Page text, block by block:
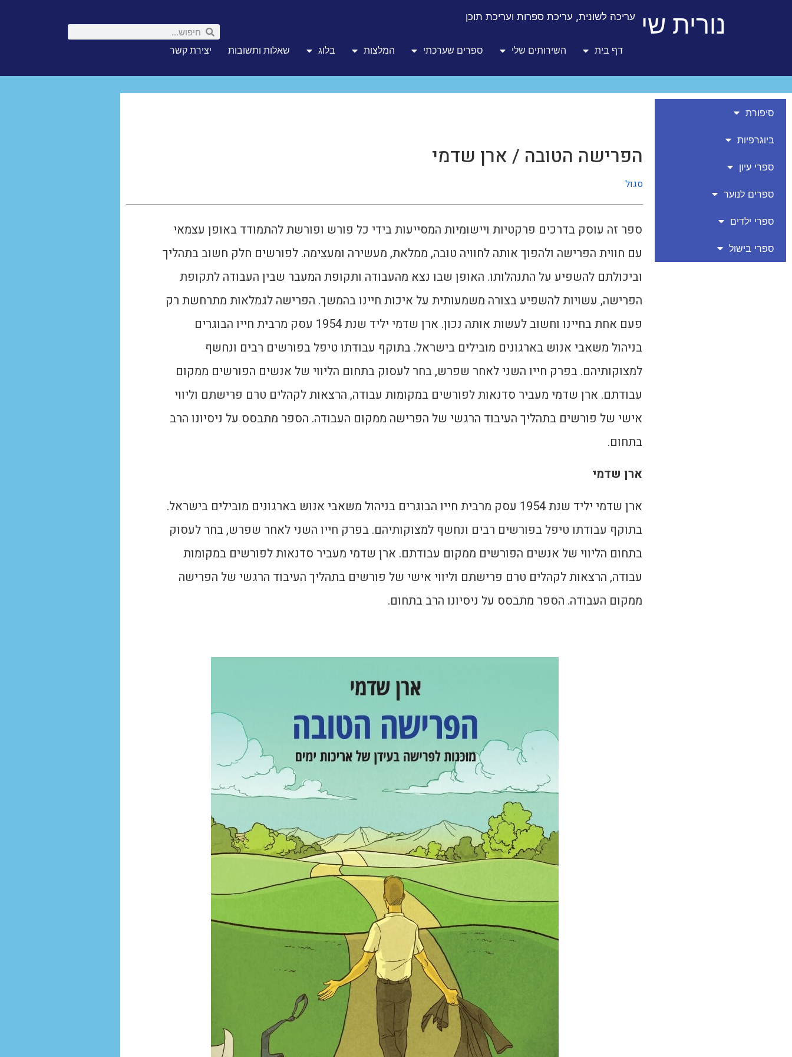
נורית שי עריכה לשונית, עריכת ספרות ועריכת תוכן
דף בית השירותים שלי ספרים שערכתי המלצות בלוג שאלות ותשובות יצירת קשר
סיפורת
ביוגרפיות
ספרי עיון
ספרים לנוער
ספרי ילדים
ספרי בישול
הפרישה הטובה / ארן שדמי
סגול
ספר זה עוסק בדרכים פרקטיות ויישומיות המסייעות בידי כל פורש ופורשת להתמודד באופן עצמאי
עם חווית הפרישה ולהפוך אותה לחוויה טובה, ממלאת, מעשירה ומעצימה. לפורשים חלק חשוב בתהליך
וביכולתם להשפיע על התנהלותו. האופן שבו נצא מהעבודה ותקופת המעבר שבין העבודה לתקופת
הפרישה, עשויות להשפיע בצורה משמעותית על איכות חיינו בהמשך. הפרישה לגמלאות מתרחשת רק
פעם אחת בחיינו וחשוב לעשות אותה נכון. ארן שדמי יליד שנת 1954 עסק מרבית חייו הבוגרים
בניהול משאבי אנוש בארגונים מובילים בישראל. בתוקף עבודתו טיפל בפורשים רבים ונחשף
למצוקותיהם. בפרק חייו השני לאחר שפרש, בחר לעסוק בתחום הליווי של אנשים הפורשים ממקום
עבודתם. ארן שדמי מעביר סדנאות לפורשים במקומות עבודה, הרצאות לקהלים טרם פרישתם וליווי
אישי של פורשים בתהליך העיבוד הרגשי של הפרישה ממקום העבודה. הספר מתבסס על ניסיונו הרב
בתחום.
ארן שדמי
ארן שדמי יליד שנת 1954 עסק מרבית חייו הבוגרים בניהול משאבי אנוש בארגונים מובילים בישראל.
בתוקף עבודתו טיפל בפורשים רבים ונחשף למצוקותיהם. בפרק חייו השני לאחר שפרש, בחר לעסוק
בתחום הליווי של אנשים הפורשים ממקום עבודתם. ארן שדמי מעביר סדנאות לפורשים במקומות
עבודה, הרצאות לקהלים טרם פרישתם וליווי אישי של פורשים בתהליך העיבוד הרגשי של הפרישה
ממקום העבודה. הספר מתבסס על ניסיונו הרב בתחום.